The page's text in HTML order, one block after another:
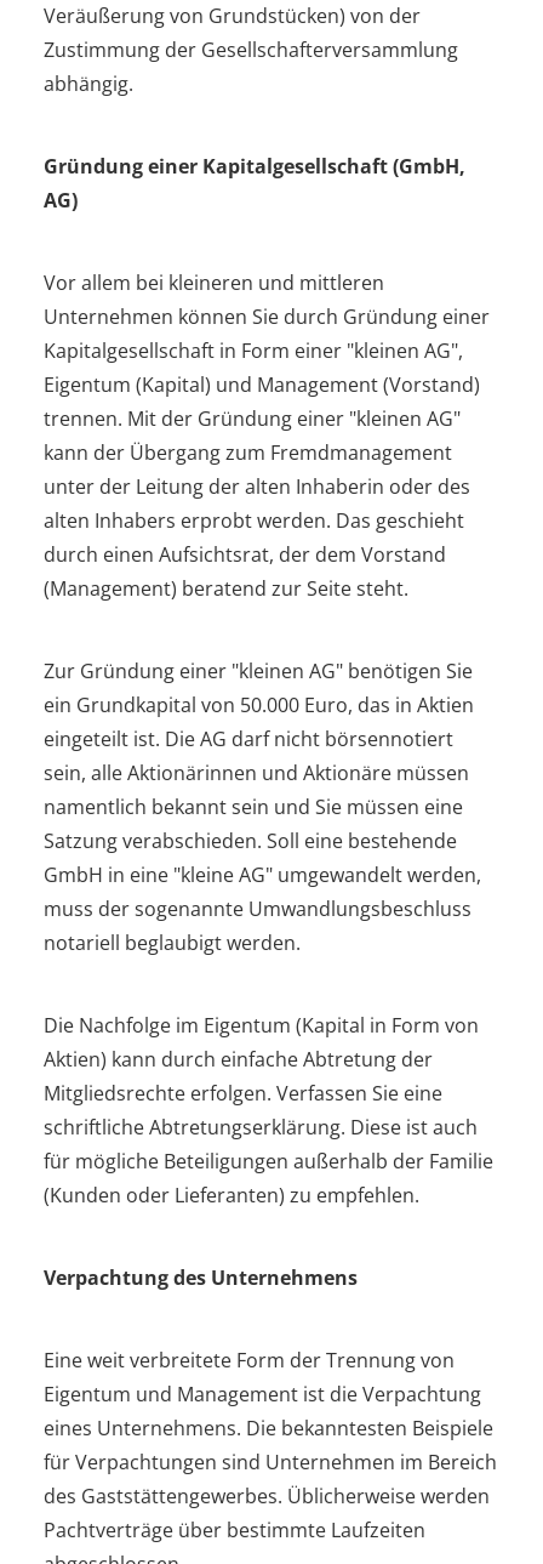
Veräußerung von Grundstücken) von der
Zustimmung der Gesellschafterversammlung
abhängig.
Gründung einer Kapitalgesellschaft (GmbH,
AG)
Vor allem bei kleineren und mittleren
Unternehmen können Sie durch Gründung einer
Kapitalgesellschaft in Form einer "kleinen AG",
Eigentum (Kapital) und Management (Vorstand)
trennen. Mit der Gründung einer "kleinen AG"
kann der Übergang zum Fremdmanagement
unter der Leitung der alten Inhaberin oder des
alten Inhabers erprobt werden. Das geschieht
durch einen Aufsichtsrat, der dem Vorstand
(Management) beratend zur Seite steht.
Zur Gründung einer "kleinen AG" benötigen Sie
ein Grundkapital von 50.000 Euro, das in Aktien
eingeteilt ist. Die AG darf nicht börsennotiert
sein, alle Aktionärinnen und Aktionäre müssen
namentlich bekannt sein und Sie müssen eine
Satzung verabschieden. Soll eine bestehende
GmbH in eine "kleine AG" umgewandelt werden,
muss der sogenannte Umwandlungsbeschluss
notariell beglaubigt werden.
Die Nachfolge im Eigentum (Kapital in Form von
Aktien) kann durch einfache Abtretung der
Mitgliedsrechte erfolgen. Verfassen Sie eine
schriftliche Abtretungserklärung. Diese ist auch
für mögliche Beteiligungen außerhalb der Familie
(Kunden oder Lieferanten) zu empfehlen.
Verpachtung des Unternehmens
Eine weit verbreitete Form der Trennung von
Eigentum und Management ist die Verpachtung
eines Unternehmens. Die bekanntesten Beispiele
für Verpachtungen sind Unternehmen im Bereich
des Gaststättengewerbes. Üblicherweise werden
Pachtverträge über bestimmte Laufzeiten